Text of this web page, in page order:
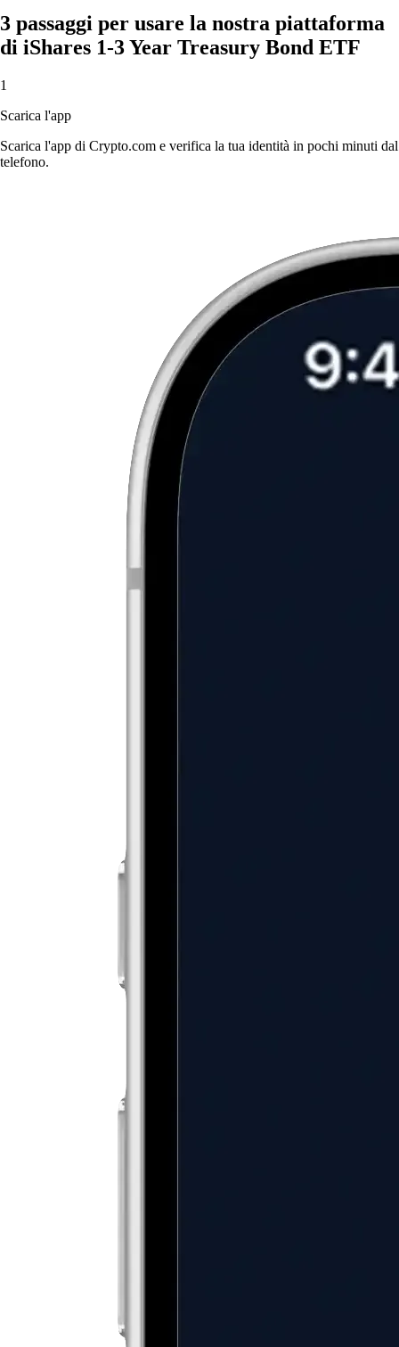
3 passaggi per usare la nostra piattaforma
di iShares 1-3 Year Treasury Bond ETF
1
Scarica l'app
Scarica l'app di Crypto.com e verifica la tua identità in pochi minuti dal
telefono.